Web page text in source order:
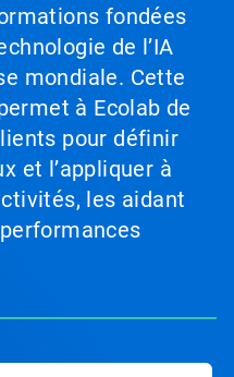
fondées
de l’IA
mondiale. Cette
à Ecolab de
pour définir
et l’appliquer à
les aidant